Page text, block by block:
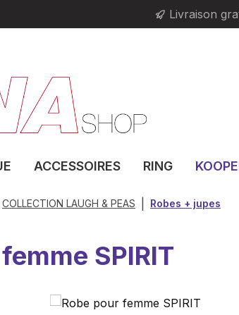
Livraison
ACCESSOIRES RING
COLLECTION LAUGH & PEAS Robes + jupes
SPIRIT